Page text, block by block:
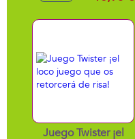
Juego Twister ¡el